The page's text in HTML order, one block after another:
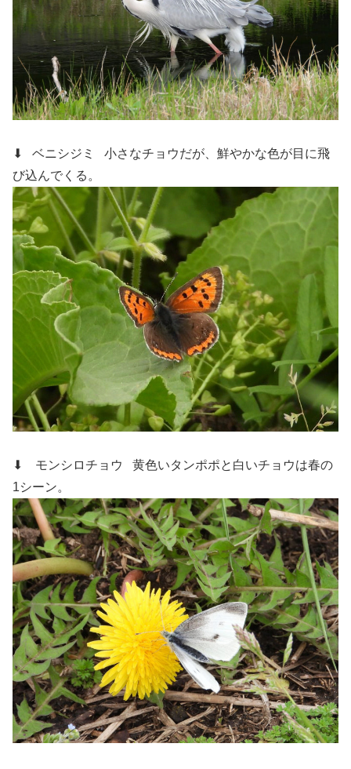
⬇ ベニシジミ 小さなチョウだが、鮮やかな色が目に飛
び込んでくる。
⬇ モンシロチョウ 黄色いタンポポと白いチョウは春の
1シーン。